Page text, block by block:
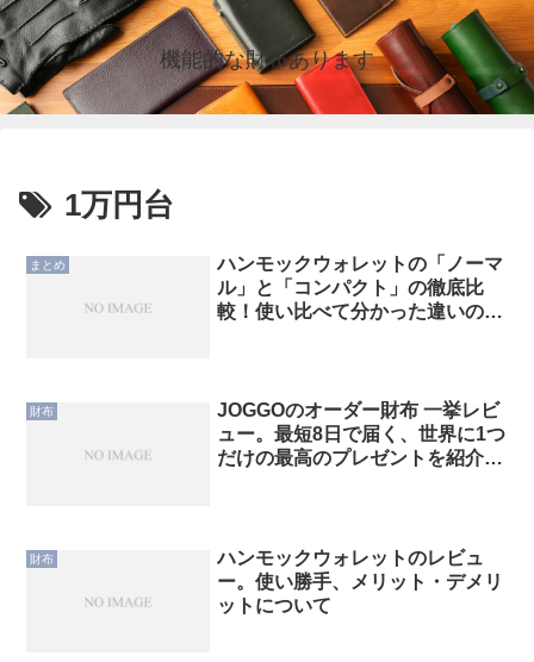
機能的な財布あります
1万円台
まとめ
ハンモックウォレットの「ノーマ
ル」と「コンパクト」の徹底比
較！使い比べて分かった違いの紹
財布
JOGGOのオーダー財布 一挙レビ
ュー。最短8日で届く、世界に1つ
だけの最高のプレゼントを紹介し
財布
ハンモックウォレットのレビュ
ー。使い勝手、メリット・デメリ
ットについて